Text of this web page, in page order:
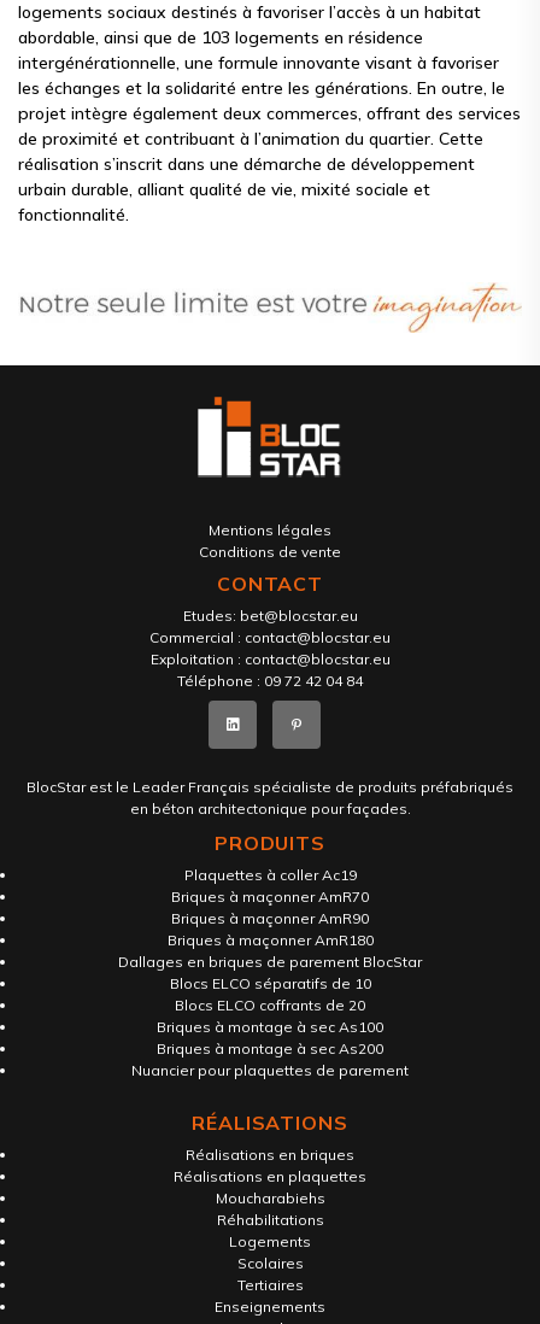
logements sociaux destinés à favoriser l’accès à un habitat
abordable, ainsi que de 103 logements en résidence
intergénérationnelle, une formule innovante visant à favoriser
les échanges et la solidarité entre les générations. En outre, le
projet intègre également deux commerces, offrant des services
de proximité et contribuant à l’animation du quartier. Cette
réalisation s’inscrit dans une démarche de développement
urbain durable, alliant qualité de vie, mixité sociale et
fonctionnalité.
Mentions légales
Conditions de vente
CONTACT
Etudes: bet@blocstar.eu
Commercial : contact@blocstar.eu
Exploitation : contact@blocstar.eu
Téléphone : 09 72 42 04 84
BlocStar est le Leader Français spécialiste de produits préfabriqués
en béton architectonique pour façades.
PRODUITS
Plaquettes à coller Ac19
Briques à maçonner AmR70
Briques à maçonner AmR90
Briques à maçonner AmR180
Dallages en briques de parement BlocStar
Blocs ELCO séparatifs de 10
Blocs ELCO coffrants de 20
Briques à montage à sec As100
Briques à montage à sec As200
Nuancier pour plaquettes de parement
RÉALISATIONS
Réalisations en briques
Réalisations en plaquettes
Moucharabiehs
Réhabilitations
Logements
Scolaires
Tertiaires
Enseignements